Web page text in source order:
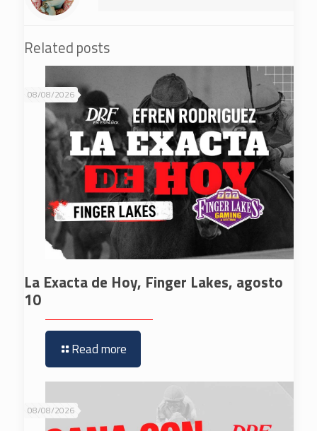
Related posts
08/08/2026
La Exacta de Hoy, Finger Lakes, agosto
10
Read more
08/08/2026